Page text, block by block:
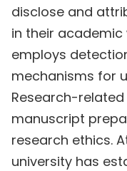
disclose and
in their academic
employs
mechanisms for
Research-
manuscript
research ethics.
university has